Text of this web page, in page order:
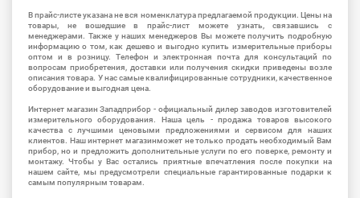
В прайс-листе указана не вся номенклатура предлагаемой продукции. Цены на
товары, не вошедшие в прайс-лист можете узнать, связавшись с
менеджерами. Также у наших менеджеров Вы можете получить подробную
информацию о том, как дешево и выгодно купить измерительные приборы
оптом и в розницу. Телефон и электронная почта для консультаций по
вопросам приобретения, доставки или получения скидки приведены возле
описания товара. У нас самые квалифицированные сотрудники, качественное
оборудование и выгодная цена.
Интернет магазин Западприбор - официальный дилер заводов изготовителей
измерительного оборудования. Наша цель - продажа товаров высокого
качества с лучшими ценовыми предложениями и сервисом для наших
клиентов. Наш интернет магазинможет не только продать необходимый Вам
прибор, но и предложить дополнительные услуги по его поверке, ремонту и
монтажу. Чтобы у Вас остались приятные впечатления после покупки на
нашем сайте, мы предусмотрели специальные гарантированные подарки к
самым популярным товарам.